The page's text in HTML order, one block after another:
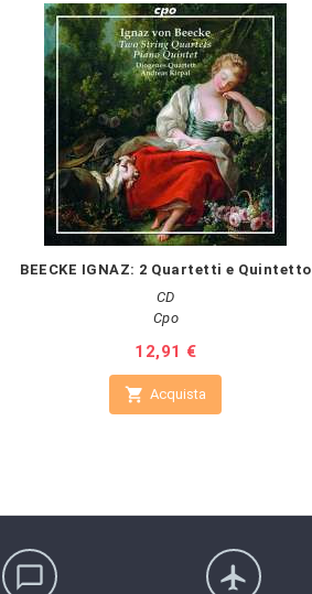
BEECKE IGNAZ: 2 Quartetti e Quintetto
CD
Cpo
Prezzo
12,91 €
 Acquista
chat_bubble_outline flight